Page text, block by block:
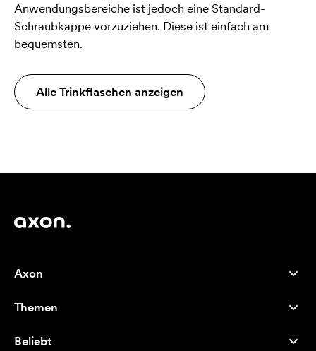
Anwendungsbereiche ist jedoch eine Standard-
Schraubkappe vorzuziehen. Diese ist einfach am
bequemsten.
Alle Trinkflaschen anzeigen
Axon
Über uns
Careers
Themen
Bestseller
Beliebt